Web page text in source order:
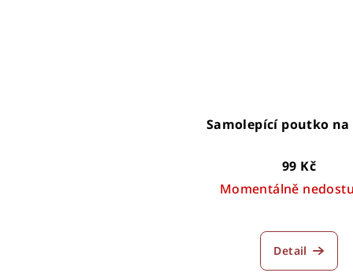
Samolepící poutko
99 Kč
Momentálně
produktu
je
Detail